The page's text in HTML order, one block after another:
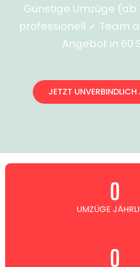
Günstige Umzüge (ab
professionell ✓ Team
Angebot in 60
JETZT UNVERBINDLICH
UMZÜGE0
0